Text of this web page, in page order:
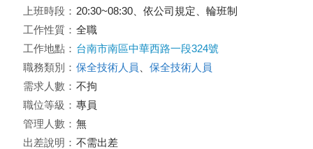
上班時段： 20:30~08:30、依公司規定、輪班制
工作性質： 全職
工作地點： 台南市南區中華西路一段324號
職務類別： 保全技術人員
保全技術人員
需求人數： 不拘
職位等級： 專員
管理人數： 無
出差說明： 不需出差